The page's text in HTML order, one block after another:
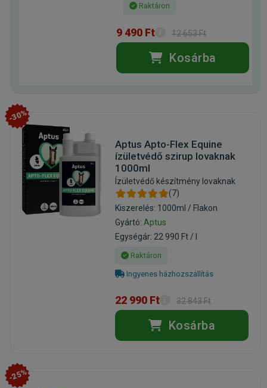
Raktáron
9 490 Ft 12 653 Ft
Kosárba
-30%
Aptus Apto-Flex Equine
ízületvédő szirup lovaknak
1000ml
Ízületvédő készítmény lovaknak
(7)
Kiszerelés: 1000ml / Flakon
Gyártó: Aptus
Egységár: 22 990 Ft / l
Raktáron
Ingyenes házhozszállítás
22 990 Ft 32 843 Ft
Kosárba
-25%